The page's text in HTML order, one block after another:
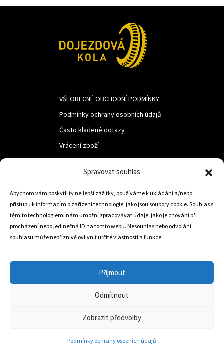
Spravovat souhlas
Abychom vám poskytli ty nejlepší zážitky, používáme k ukládání a/nebo
přístupu k informacím o zařízení technologie, jako jsou soubory cookie. Souhlas s
těmito technologiemi nám umožní zpracovávat údaje, jako je chování při
procházení nebo jedinečná ID na tomto webu. Nesouhlas nebo odvolání
souhlasu může nepříznivě ovlivnit určité vlastnosti a funkce.
Přijmout
Odmítnout
Zobrazit předvolby
Podmínky ochrany osobních údajů
VŠEOBECNÉ OBCHODNÍ PODMÍNKY
Podmínky ochrany osobních údajů
Často kladené dotazy
Vrácení zboží
LUF s.r.o.
Nám. M.R.Štefanika 518,
Trstená 02801
info@dojezdovakola.com